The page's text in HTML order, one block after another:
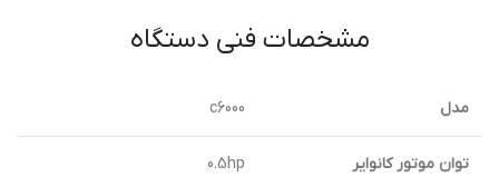
مشخصات فنی دستگاه
مدل c6000
توان موتور كانواير 0.5hp